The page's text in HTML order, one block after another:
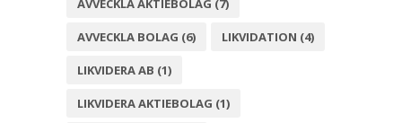
AVVECKLA AKTIEBOLAG (7)
AVVECKLA BOLAG (6) LIKVIDATION (4)
LIKVIDERA AB (1)
LIKVIDERA AKTIEBOLAG (1)